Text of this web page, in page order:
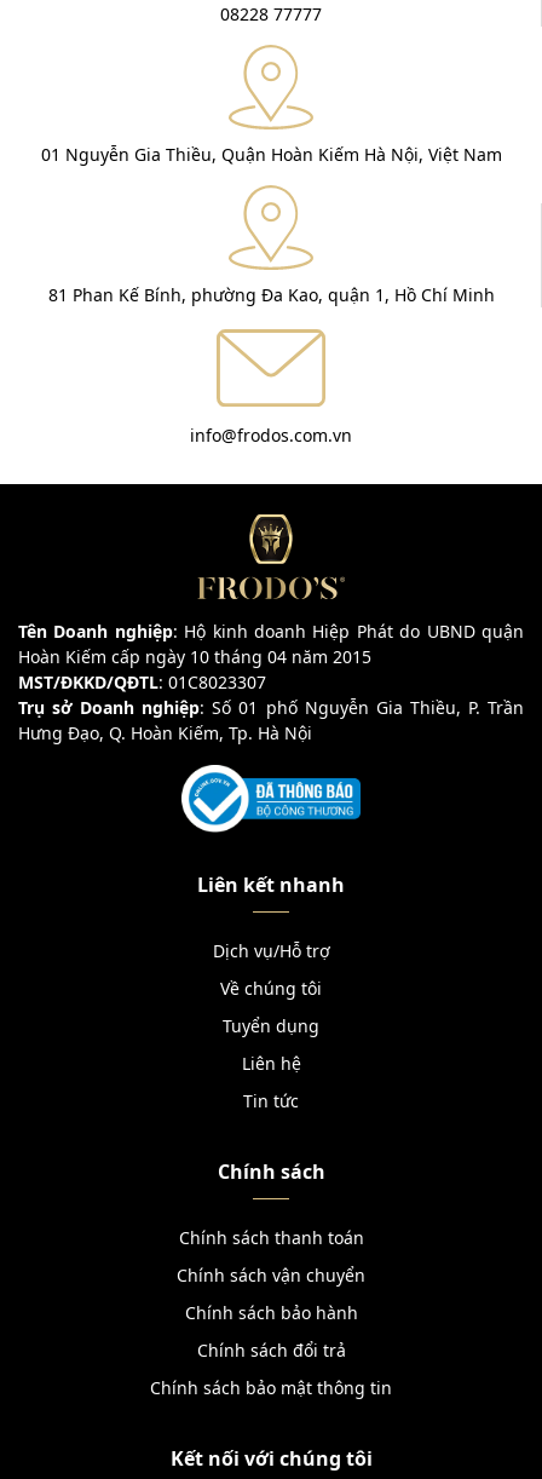
08228 77777
01 Nguyễn Gia Thiều, Quận Hoàn Kiếm Hà Nội, Việt Nam
81 Phan Kế Bính, phường Đa Kao, quận 1, Hồ Chí Minh
info@frodos.com.vn
Tên Doanh nghiệp: Hộ kinh doanh Hiệp Phát do UBND quận
Hoàn Kiếm cấp ngày 10 tháng 04 năm 2015
MST/ĐKKD/QĐTL: 01C8023307
Trụ sở Doanh nghiệp: Số 01 phố Nguyễn Gia Thiều, P. Trần
Hưng Đạo, Q. Hoàn Kiếm, Tp. Hà Nội
Liên kết nhanh
Dịch vụ/Hỗ trợ
Về chúng tôi
Tuyển dụng
Liên hệ
Tin tức
Chính sách
Chính sách thanh toán
Chính sách vận chuyển
Chính sách bảo hành
Chính sách đổi trả
Chính sách bảo mật thông tin
Kết nối với chúng tôi